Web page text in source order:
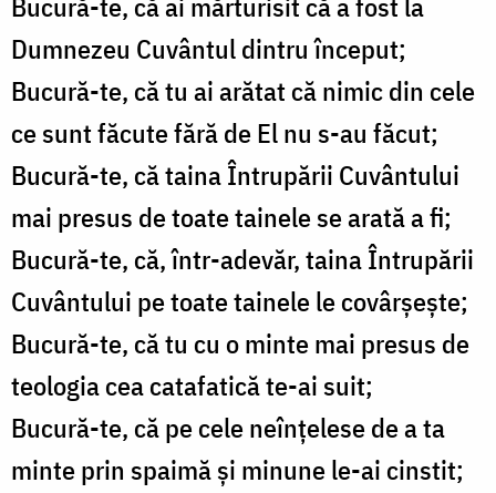
Bucură-te, că ai mărturisit că a fost la
Dumnezeu Cuvântul dintru început;
Bucură-te, că tu ai arătat că nimic din cele
ce sunt făcute fără de El nu s-au făcut;
Bucură-te, că taina Întrupării Cuvântului
mai presus de toate tainele se arată a fi;
Bucură-te, că, într-adevăr, taina Întrupării
Cuvântului pe toate tainele le covârşeşte;
Bucură-te, că tu cu o minte mai presus de
teologia cea catafatică te-ai suit;
Bucură-te, că pe cele neînţelese de a ta
minte prin spaimă şi minune le-ai cinstit;